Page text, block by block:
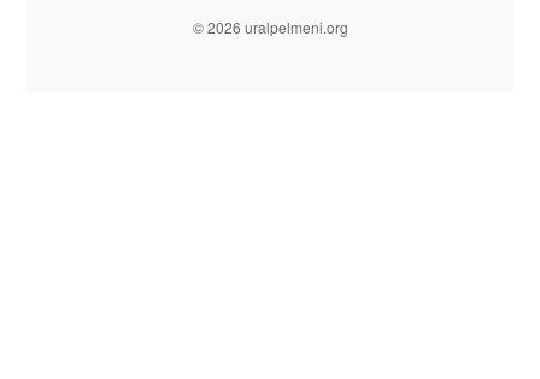
© 2026 uralpelmeni.org